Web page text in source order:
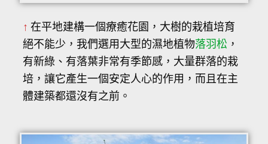
↑ 在平地建構一個療癒花園，大樹的栽植培育
絕不能少，我們選用大型的濕地植物落羽松 ，
有新綠、有落葉非常有季節感，大量群落的栽
培，讓它產生一個安定人心的作用，而且在主
體建築都還沒有之前。